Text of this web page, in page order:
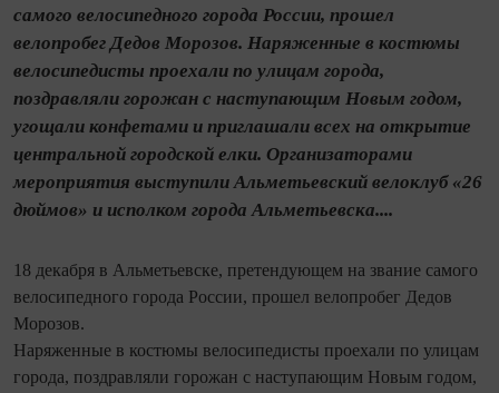
самого велосипедного города России, прошел
велопробег Дедов Морозов. Наряженные в костюмы
велосипедисты проехали по улицам города,
поздравляли горожан с наступающим Новым годом,
угощали конфетами и приглашали всех на открытие
центральной городской елки. Организаторами
мероприятия выступили Альметьевский велоклуб «26
дюймов» и исполком города Альметьевска....
18 декабря в Альметьевске, претендующем на звание самого
велосипедного города России, прошел велопробег Дедов
Морозов.
Наряженные в костюмы велосипедисты проехали по улицам
города, поздравляли горожан с наступающим Новым годом,